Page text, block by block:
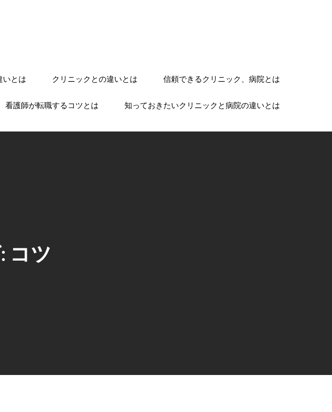
いとは クリニックとの違いとは 信頼できるクリニック、病院とは
看護師が転職するコツとは 知っておきたいクリニックと病院の違いとは
コツ